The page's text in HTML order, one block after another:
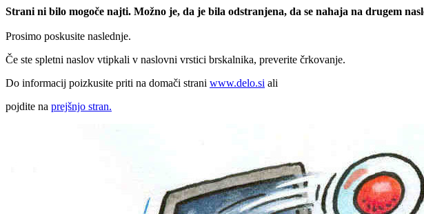
Strani ni bilo mogoče najti. Možno je, da je bila odstranjena, da se nahaja na drugem
Prosimo poskusite naslednje.
Če ste spletni naslov vtipkali v naslovni vrstici brskalnika, preverite črkovanje.
Do informacij poizkusite priti na domači strani www.delo.si ali
pojdite na prejšnjo stran.